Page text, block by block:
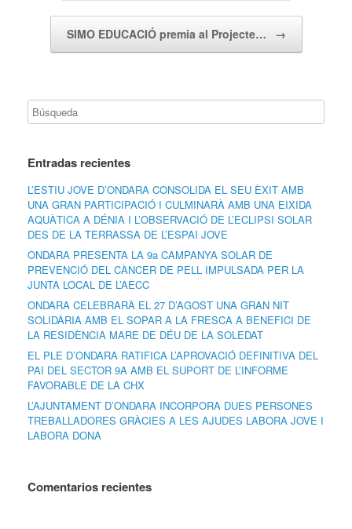
SIMO EDUCACIÓ premia al Projecte… →
Entradas recientes
L’ESTIU JOVE D’ONDARA CONSOLIDA EL SEU ÈXIT AMB
UNA GRAN PARTICIPACIÓ I CULMINARÀ AMB UNA EIXIDA
AQUÀTICA A DÉNIA I L’OBSERVACIÓ DE L’ECLIPSI SOLAR
DES DE LA TERRASSA DE L’ESPAI JOVE
ONDARA PRESENTA LA 9a CAMPANYA SOLAR DE
PREVENCIÓ DEL CÀNCER DE PELL IMPULSADA PER LA
JUNTA LOCAL DE L’AECC
ONDARA CELEBRARÀ EL 27 D’AGOST UNA GRAN NIT
SOLIDÀRIA AMB EL SOPAR A LA FRESCA A BENEFICI DE
LA RESIDÈNCIA MARE DE DÉU DE LA SOLEDAT
EL PLE D’ONDARA RATIFICA L’APROVACIÓ DEFINITIVA DEL
PAI DEL SECTOR 9A AMB EL SUPORT DE L’INFORME
FAVORABLE DE LA CHX
L’AJUNTAMENT D’ONDARA INCORPORA DUES PERSONES
TREBALLADORES GRÀCIES A LES AJUDES LABORA JOVE I
LABORA DONA
Comentarios recientes